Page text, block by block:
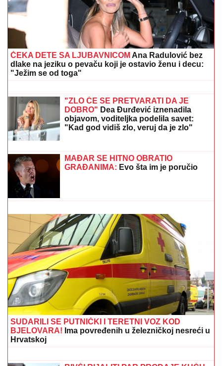
RAZBIJENA ŠOFERKA, STAKLO I ISEČENA RUKA
Asmin i Maja se nakon skandala snimili u kolima:
"Moja jedina ljubav"
"IMAO SAM PET PROPUŠTENIH
POZIVA"Darko Tanasijević i dalje u
ogromnom strahu za svoju porodicu,
požar se približio njihovoj kući: "Prva
NAŠA PEVAČICA SE SRELA SA
MILANOM STANKOVIĆEMOtkrila
detalje o pevaču koje javnost ne zna,
pomenula i njegov POVRATAK o kom
ČEKA DETE SA LJUBAVNICOMAna Radulović bez
dlake na jeziku o pevaču koji je ostavio ženu i decu:
"Ježim se od toga"
INSPEKCIJA UPALA NA IMANJE
VLADIMIRA TOMOVIĆA U BARU
Zatvorili mu objekat nakon što je
pokrenuo biznis, hitno se oglasio:
"Imamo zabranu"
"ZLO ĆE SE PRETVARATI DA JE
"Kad god vidiš zlo, veruj da je zlo"